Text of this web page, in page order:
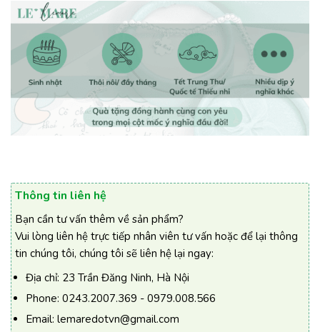
Thông tin liên hệ
Bạn cần tư vấn thêm về sản phẩm?
Vui lòng liên hệ trực tiếp nhân viên tư vấn hoặc để lại thông
tin chúng tôi, chúng tôi sẽ liên hệ lại ngay:
Địa chỉ: 23 Trần Đăng Ninh, Hà Nội
Phone: 0243.2007.369 - 0979.008.566
Email: lemaredotvn@gmail.com